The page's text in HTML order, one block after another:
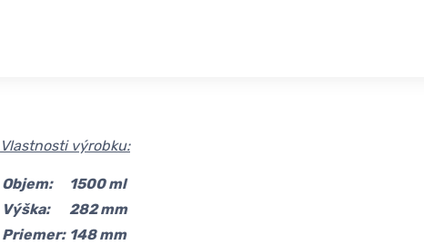
Vlastnosti výrobku:
Objem:
1500 ml
Výška:
282 mm
Priemer: 148 mm